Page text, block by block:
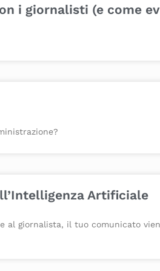
i giornalisti (e come
Artificiale
giornalista, il tuo comunicato